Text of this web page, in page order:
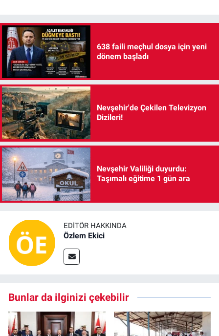
638 faili meçhul dosya için yeni
dönem başladı
Nevşehir'de Çekilen Televizyon
Dizileri!
Nevşehir Valiliği duyurdu:
Taşımalı eğitime 1 gün ara
EDITÖR HAKKINDA
Özlem Ekici
Bunlar da ilginizi çekebilir